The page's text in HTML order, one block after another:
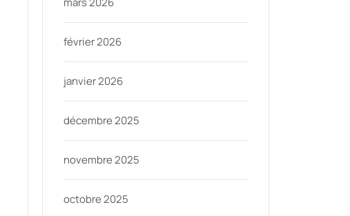
février 2026
janvier 2026
décembre 2025
novembre 2025
octobre 2025